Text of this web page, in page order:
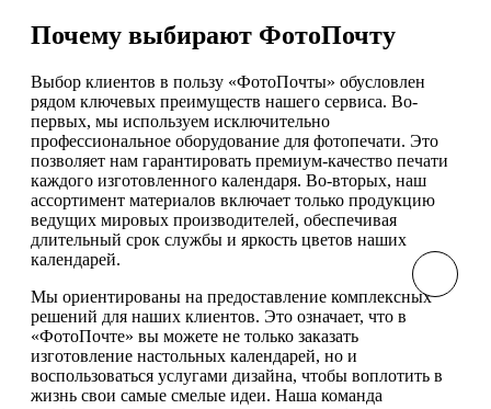
Почему выбирают ФотоПочту
Выбор клиентов в пользу «ФотоПочты» обусловлен
рядом ключевых преимуществ нашего сервиса. Во-
первых, мы используем исключительно
профессиональное оборудование для фотопечати. Это
позволяет нам гарантировать премиум-качество печати
каждого изготовленного календаря. Во-вторых, наш
ассортимент материалов включает только продукцию
ведущих мировых производителей, обеспечивая
длительный срок службы и яркость цветов наших
календарей.
Мы ориентированы на предоставление комплексных
решений для наших клиентов. Это означает, что в
«ФотоПочте» вы можете не только заказать
изготовление настольных календарей, но и
воспользоваться услугами дизайна, чтобы воплотить в
жизнь свои самые смелые идеи. Наша команда